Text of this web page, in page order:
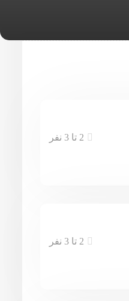
2 تا 3 نفر
2 تا 3 نفر